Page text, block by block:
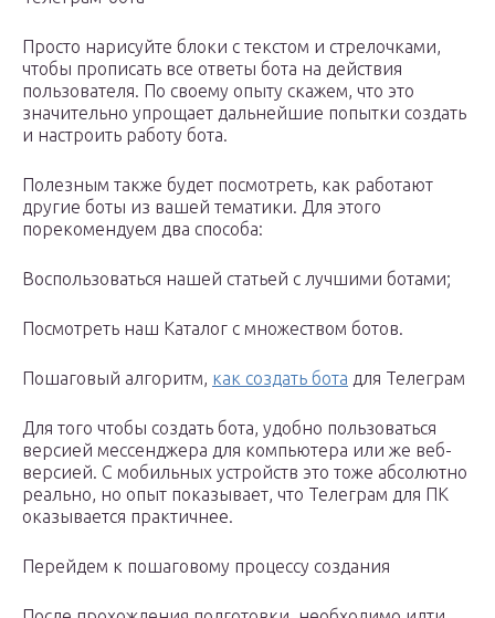
Просто нарисуйте блоки с текстом и стрелочками,
чтобы прописать все ответы бота на действия
пользователя. По своему опыту скажем, что это
значительно упрощает дальнейшие попытки создать
и настроить работу бота.
Полезным также будет посмотреть, как работают
другие боты из вашей тематики. Для этого
порекомендуем два способа:
Воспользоваться нашей статьей с лучшими ботами;
Посмотреть наш Каталог с множеством ботов.
Пошаговый алгоритм, как создать бота для Телеграм
Для того чтобы создать бота, удобно пользоваться
версией мессенджера для компьютера или же веб-
версией. С мобильных устройств это тоже абсолютно
реально, но опыт показывает, что Телеграм для ПК
оказывается практичнее.
Перейдем к пошаговому процессу создания